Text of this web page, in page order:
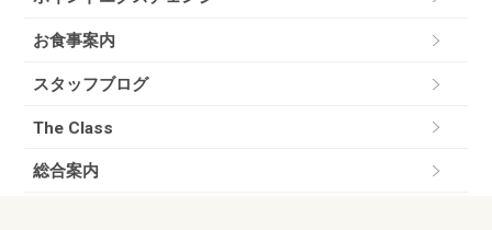
お食事案内
スタッフブログ
The Class
総合案内